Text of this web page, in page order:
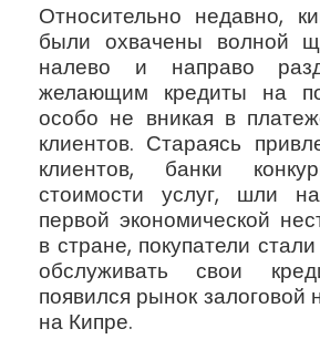
Относительно недавно,
были охвачены волной
налево и направо
желающим кредиты на
особо не вникая в
клиентов. Стараясь
клиентов, банки
стоимости услуг, шли
первой экономической
в стране, покупатели
обслуживать свои
появился рынок залоговой
на Кипре.